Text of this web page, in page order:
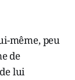
même, peu
de
lui